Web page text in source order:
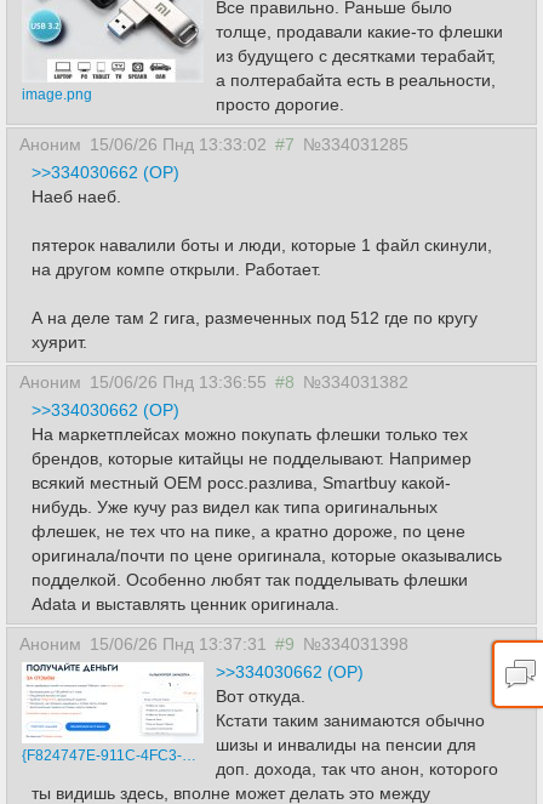
image.png
Все правильно. Раньше было
толще, продавали какие-то флешки
из будущего с десятками терабайт,
а полтерабайта есть в реальности,
просто дорогие.
Аноним 15/06/26 Пнд 13:33:02 #7 №334031285
>>334030662 (OP)
Наеб наеб.
пятерок навалили боты и люди, которые 1 файл скинули,
на другом компе открыли. Работает.
А на деле там 2 гига, размеченных под 512 где по кругу
хуярит.
Аноним 15/06/26 Пнд 13:36:55 #8 №334031382
>>334030662 (OP)
На маркетплейсах можно покупать флешки только тех
брендов, которые китайцы не подделывают. Например
всякий местный ОЕМ росс.разлива, Smartbuy какой-
нибудь. Уже кучу раз видел как типа оригинальных
флешек, не тех что на пике, а кратно дороже, по цене
оригинала/почти по цене оригинала, которые оказывались
подделкой. Особенно любят так подделывать флешки
Adata и выставлять ценник оригинала.
Аноним 15/06/26 Пнд 13:37:31 #9 №334031398
{F824747E-911C-4FC3-897D-7D5C1000CED3}.png
>>334030662 (OP)
Вот откуда.
Кстати таким занимаются обычно
шизы и инвалиды на пенсии для
доп. дохода, так что анон, которого
ты видишь здесь, вполне может делать это между